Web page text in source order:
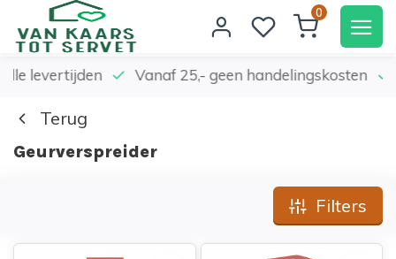
0
levertijden Vanaf 25,- geen handelingskosten
Terug
Geurverspreider
Filters